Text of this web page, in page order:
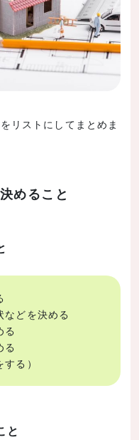
リストにしてまとめま
めること
などを決める
る
る
る）
と